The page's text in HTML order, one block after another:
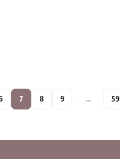
7 8 9 … 59